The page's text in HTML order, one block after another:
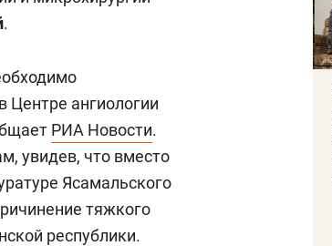
.
Центре ангиологии
РИА Новости.
увидев, что вместо
Ясамальского
тяжкого
республики.
природе, работа
с ментальным и физическим
состоянием как основа